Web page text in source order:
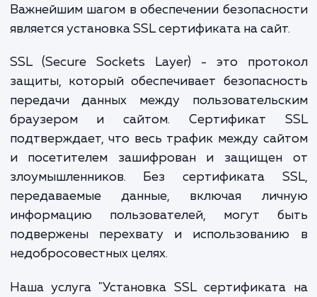
защита может привести к утечке
потере доверия со стороны
даже к падению позиций в результатах
Важнейшим шагом в обеспечении
является установка SSL сертификата на
SSL (Secure Sockets Layer) - это
защиты, который обеспечивает
передачи данных между
браузером и сайтом. Сертификат
подтверждает, что весь трафик между
и посетителем зашифрован и
злоумышленников. Без сертификата
передаваемые данные, включая